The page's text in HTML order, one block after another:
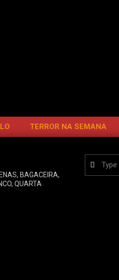
TERROR NA SEMANA
, BAGACEIRA,
, QUARTA